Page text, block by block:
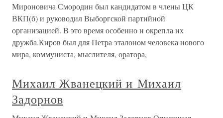
Мироновича Смородин был кандидатом в члены ЦК
ВКП(б) и руководил Выборгской партийной
организацией. В это время особенно и окрепла их
дружба.Киров был для Петра эталоном человека нового
мира, коммуниста, мыслителя, оратора,
Михаил Жванецкий и Михаил
Задорнов